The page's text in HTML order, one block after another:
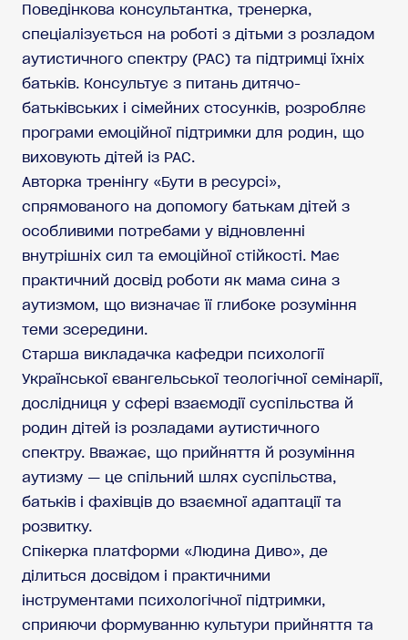
Поведінкова консультантка, тренерка,
спеціалізується на роботі з дітьми з розладом
аутистичного спектру (РАС) та підтримці їхніх
батьків. Консультує з питань дитячо-
батьківських і сімейних стосунків, розробляє
програми емоційної підтримки для родин, що
виховують дітей із РАС.
Авторка тренінгу «Бути в ресурсі»,
спрямованого на допомогу батькам дітей з
особливими потребами у відновленні
внутрішніх сил та емоційної стійкості. Має
практичний досвід роботи як мама сина з
аутизмом, що визначає її глибоке розуміння
теми зсередини.
Старша викладачка кафедри психології
Української євангельської теологічної семінарії,
дослідниця у сфері взаємодії суспільства й
родин дітей із розладами аутистичного
спектру. Вважає, що прийняття й розуміння
аутизму — це спільний шлях суспільства,
батьків і фахівців до взаємної адаптації та
розвитку.
Спікерка платформи «Людина Диво», де
ділиться досвідом і практичними
інструментами психологічної підтримки,
сприяючи формуванню культури прийняття та